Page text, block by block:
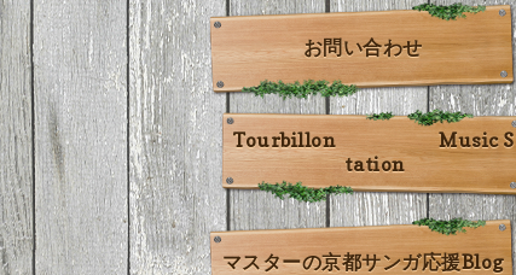
お問い合わせ
Tourbillon Music S
tation
マスターの京都サンガ応援Blog